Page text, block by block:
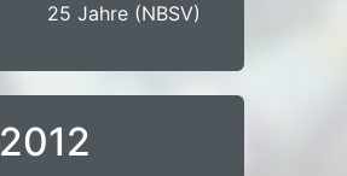
25 Jahre (NBSV)
2012